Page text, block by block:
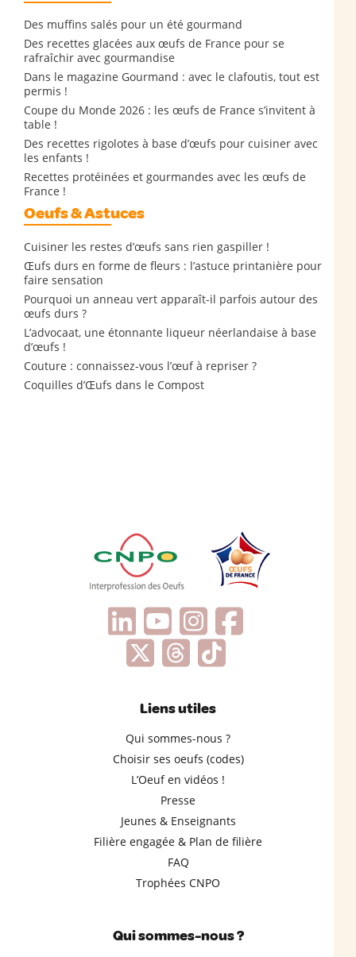
Des muffins salés pour un été gourmand
Des recettes glacées aux œufs de France pour se
rafraîchir avec gourmandise
Dans le magazine Gourmand : avec le clafoutis, tout est
permis !
Coupe du Monde 2026 : les œufs de France s’invitent à
table !
Des recettes rigolotes à base d’œufs pour cuisiner avec
les enfants !
Recettes protéinées et gourmandes avec les œufs de
France !
Oeufs & Astuces
Cuisiner les restes d’œufs sans rien gaspiller !
Œufs durs en forme de fleurs : l’astuce printanière pour
faire sensation
Pourquoi un anneau vert apparaît-il parfois autour des
œufs durs ?
L’advocaat, une étonnante liqueur néerlandaise à base
d’œufs !
Couture : connaissez-vous l’œuf à repriser ?
Coquilles d’Œufs dans le Compost
Liens utiles
Qui sommes-nous ?
Choisir ses oeufs (codes)
L’Oeuf en vidéos !
Presse
Jeunes & Enseignants
Filière engagée & Plan de filière
FAQ
Trophées CNPO
Qui sommes-nous ?